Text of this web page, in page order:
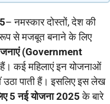
– नमस्कार दोस्तों, देश की
रूप से मजबूत बनाने के लिए
(Government
कई महिलाएं इन योजनाओं
उठा पाती हैं। इसलिए इस लेख
5 नई योजना 2025 के बारे